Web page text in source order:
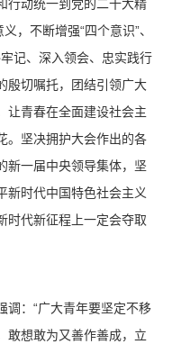
行动统一到党的二十大精
，不断增强“四个意识”、
记、深入领会、忠实践行
殷切嘱托，团结引领广大
让青春在全面建设社会主
。坚决拥护大会作出的各
新一届中央领导集体，坚
新时代中国特色社会主义
时代新征程上一定会夺取
调：“广大青年要坚定不移
敢想敢为又善作善成，立